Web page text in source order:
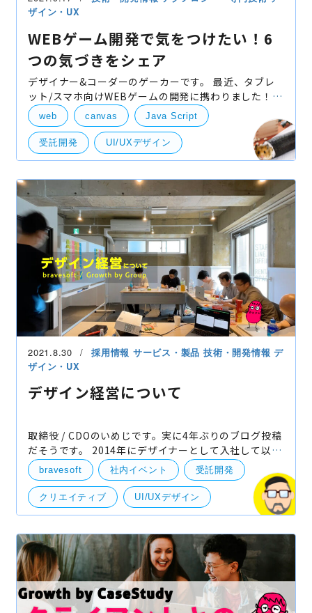
ザイン・UX
WEBゲーム開発で気をつけたい！6
つの気づきをシェア
デザイナー&コーダーのゲーカーです。 最近、タブレ
ット/スマホ向けWEBゲームの開発に携わりました！
デザインを作成したり、開発担当が詰まったときには
一緒にウンウン唸ってバグの原因を探ったり、テスト
を
web canvas Java Script
受託開発 UI/UXデザイン
技術開発 UI・UXデザイン
2021.8.30 採用情報 サービス・製品技術・開発情報デ
ザイン・UX
デザイン経営について
取締役 / CDOのいめじです。実に4年ぶりのブログ投稿
だそうです。 2014年にデザイナーとして入社して以
来、UI/UXデザインから自社プロダクト事業のオーナ
ー、現在はクライアントワーク（受託）事業の責任者
をしてい
bravesoft 社内イベント 受託開発
クリエイティブ UI/UXデザイン
ビジョン 経営
自社事業（BtoB・BtoC） 技術開発
UI・UXデザイン